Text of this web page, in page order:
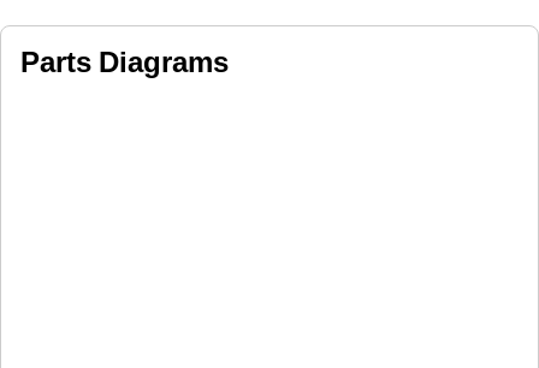
Parts Diagrams